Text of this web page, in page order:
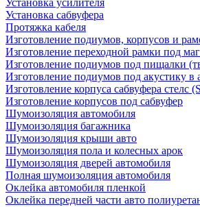
Установка усилителя
Установка сабвуфера
Протяжка кабеля
Изготовление подиумов, корпусов и
Изготовление переходной рамки под
Изготовление подиумов под пищалки
Изготовление подиумов под акустику в
Изготовление корпуса сабвуфера стелс
Изготовление корпусов под сабвуфер
Шумоизоляция автомобиля
Шумоизоляция багажника
Шумоизоляция крыши авто
Шумоизоляция пола и колесных арок
Шумоизоляция дверей автомобиля
Полная шумоизоляция автомобиля
Оклейка автомобиля пленкой
Оклейка передней части авто